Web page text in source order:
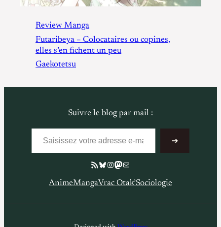
Review Manga
Futaribeya – Colocataires ou copines,
elles s’en fichent un peu
Gaekotetsu
Suivre le blog par mail :
Saisissez votre adresse e-mail…
➔
Flux RSSBluesky
Instagram
Mastodon
E-mail
AnimeMangaVrac Otak’Sociologie